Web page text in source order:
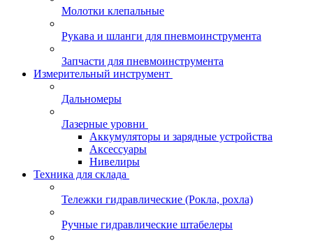
Молотки клепальные
Рукава и шланги для пневмоинструмента
Запчасти для пневмоинструмента
Измерительный инструмент
Дальномеры
Лазерные уровни
Аккумуляторы и зарядные устройства
Аксессуары
Нивелиры
Техника для склада
Тележки гидравлические (Рокла, рохла)
Ручные гидравлические штабелеры